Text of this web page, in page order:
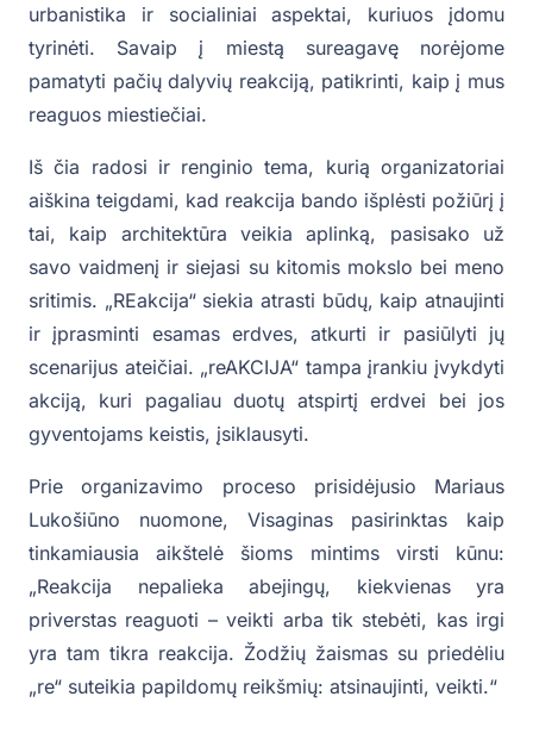
urbanistika ir socialiniai aspektai, kuriuos įdomu
tyrinėti. Savaip į miestą sureagavę norėjome
pamatyti pačių dalyvių reakciją, patikrinti, kaip į mus
reaguos miestiečiai.
Iš čia radosi ir renginio tema, kurią organizatoriai
aiškina teigdami, kad reakcija bando išplėsti požiūrį į
tai, kaip architektūra veikia aplinką, pasisako už
savo vaidmenį ir siejasi su kitomis mokslo bei meno
sritimis. „REakcija“ siekia atrasti būdų, kaip atnaujinti
ir įprasminti esamas erdves, atkurti ir pasiūlyti jų
scenarijus ateičiai. „reAKCIJA“ tampa įrankiu įvykdyti
akciją, kuri pagaliau duotų atspirtį erdvei bei jos
gyventojams keistis, įsiklausyti.
Prie organizavimo proceso prisidėjusio Mariaus
Lukošiūno nuomone, Visaginas pasirinktas kaip
tinkamiausia aikštelė šioms mintims virsti kūnu:
„Reakcija nepalieka abejingų, kiekvienas yra
priverstas reaguoti – veikti arba tik stebėti, kas irgi
yra tam tikra reakcija. Žodžių žaismas su priedėliu
„re“ suteikia papildomų reikšmių: atsinaujinti, veikti.“